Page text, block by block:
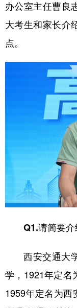
公益
文化产业
地方频道
山东
四川
多语种频道
English
办公室主任曹良
大考生和家长介
点。
Q1.请简要介
西安交通大
学，1921年定名
1959年定名为